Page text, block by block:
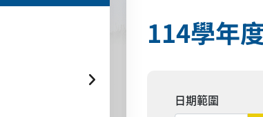
114學年
日期範圍